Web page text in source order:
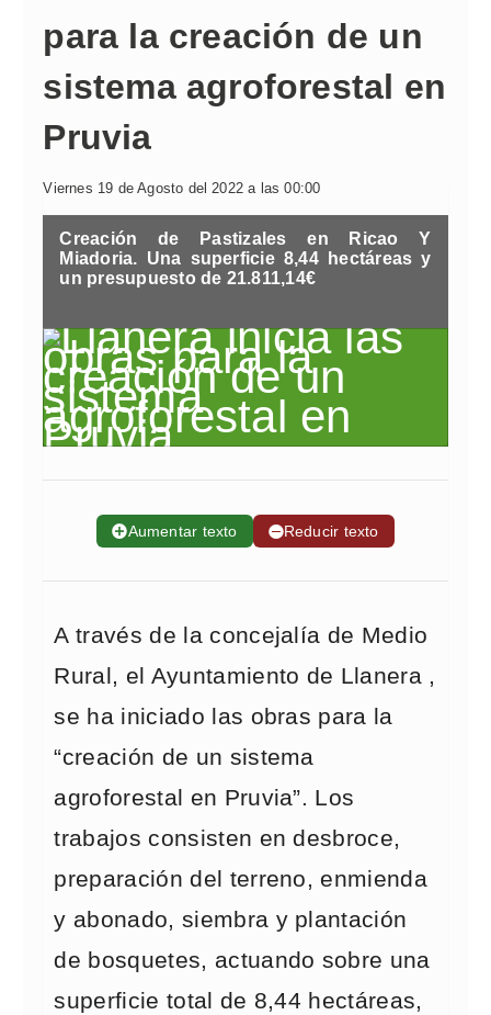
para la creación de un
sistema agroforestal en
Pruvia
Viernes 19 de Agosto del 2022 a las 00:00
Creación de Pastizales en Ricao Y
Miadoria. Una superficie 8,44 hectáreas y
un presupuesto de 21.811,14€
➕Aumentar texto ➖Reducir texto
A través de la concejalía de Medio
Rural, el Ayuntamiento de Llanera ,
se ha iniciado las obras para la
“creación de un sistema
agroforestal en Pruvia”. Los
trabajos consisten en desbroce,
preparación del terreno, enmienda
y abonado, siembra y plantación
de bosquetes, actuando sobre una
superficie total de 8,44 hectáreas,